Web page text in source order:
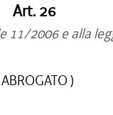
Art. 26
11/2006 e alla
)